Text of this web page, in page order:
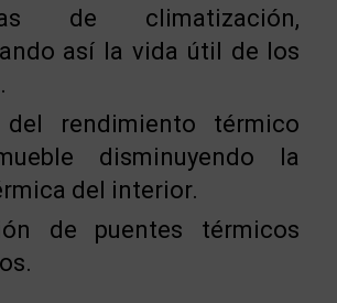
de climatización,
así la vida útil de los
del rendimiento térmico
disminuyendo la
del interior.
de puentes térmicos